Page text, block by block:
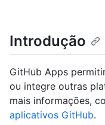
Introdução
GitHub Apps
ou integre outras
mais informações,
aplicativos GitHub.